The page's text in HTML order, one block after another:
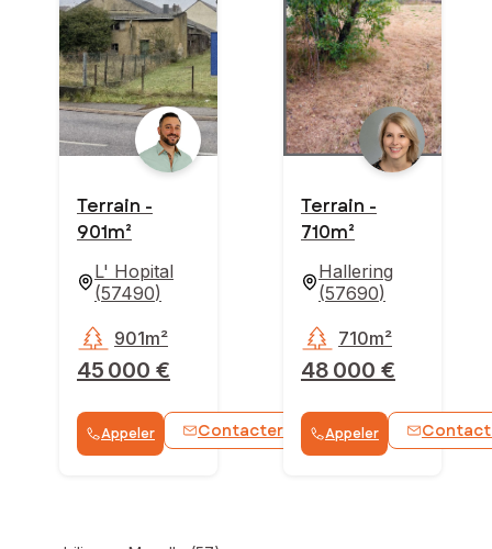
Terrain -
901m²
L' Hopital
(57490)
45 000 €
901m²
Appeler Contacter WhatsApp
Terrain -
710m²
Hallering
(57690)
48 000 €
710m²
Appeler